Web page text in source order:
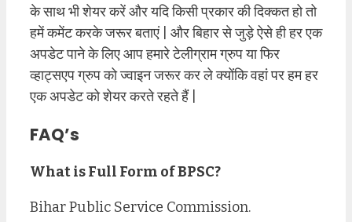
के साथ भी शेयर करें और यदि किसी प्रकार की दिक्कत हो तो
हमें कमेंट करके जरूर बताएं | और बिहार से जुड़े ऐसे ही हर एक
अपडेट पाने के लिए आप हमारे टेलीग्राम ग्रुप या फिर
व्हाट्सएप ग्रुप को ज्वाइन जरूर कर ले क्योंकि वहां पर हम हर
एक अपडेट को शेयर करते रहते हैं |
FAQ’s
What is Full Form of BPSC?
Bihar Public Service Commission.